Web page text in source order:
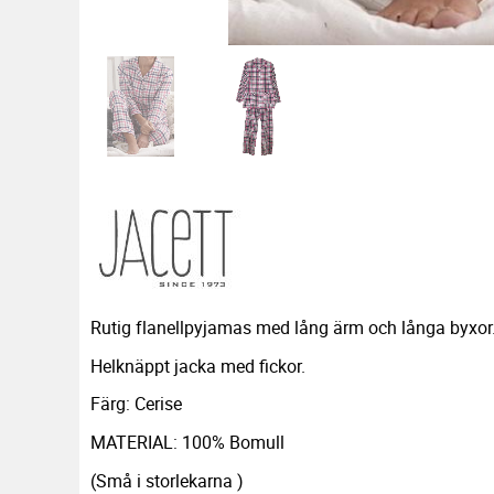
Rutig flanellpyjamas med lång ärm och långa
Helknäppt jacka med fickor.
Färg: Cerise
MATERIAL: 100% Bomull
(Små i storlekarna )